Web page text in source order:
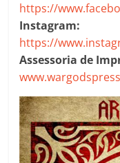
https://
Instagram:
https://
Assessoria de